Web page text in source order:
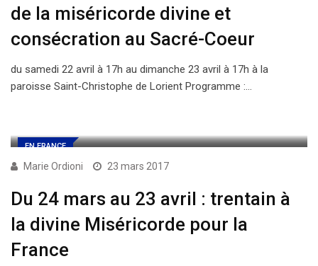
de la miséricorde divine et
consécration au Sacré-Coeur
du samedi 22 avril à 17h au dimanche 23 avril à 17h à la
paroisse Saint-Christophe de Lorient Programme :…
EN FRANCE
Marie Ordioni 23 mars 2017
Du 24 mars au 23 avril : trentain à
la divine Miséricorde pour la
France